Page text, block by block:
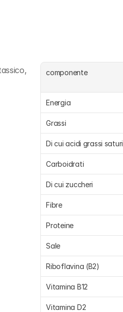
componente
Energia
Grassi
Di cui acidi grassi saturi
Carboidrati
Di cui zuccheri
Fibre
Proteine
Sale
Riboflavina (B2)
Vitamina B12
Vitamina D2